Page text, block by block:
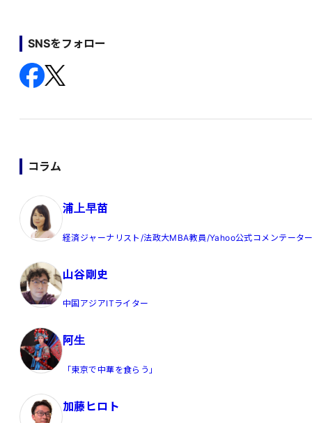
SNSをフォロー
コラム
浦上早苗
経済ジャーナリスト/法政大MBA教員/Yahoo公式コメンテータ
山谷剛史
中国アジアITライター
阿生
「東京で中華を食らう」
加藤ヒロト